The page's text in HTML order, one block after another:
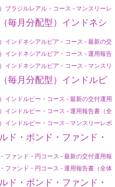
ブラジルレアル・コース - マンスリーレ
毎月分配型）インドネシ
インドネシアルピア・コース - 最新の交
インドネシアルピア・コース - 運用報告
インドネシアルピア・コース - マンスリ
毎月分配型）インドルピ
インドルピー・コース - 最新の交付運用
インドルピー・コース - 運用報告書（全
インドルピー・コース - マンスリーレポ
ド・ボンド・ファンド・
ファンド・円コース - 最新の交付運用報
ファンド・円コース - 運用報告書（全体
ド・ボンド・ファンド・